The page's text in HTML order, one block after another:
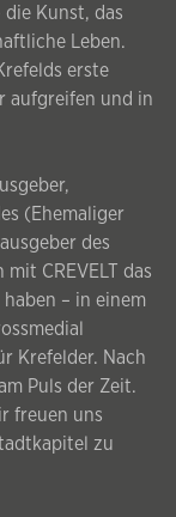
Kunst, das
Leben.
erste
aufgreifen und in
(Ehemaliger
des
CREVELT das
– in einem
Krefelder. Nach
Puls der Zeit.
freuen uns
zu